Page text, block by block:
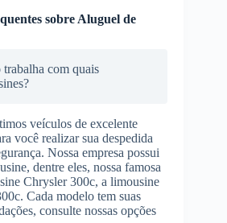
sobre Aluguel de
com quais
veículos de excelente
você realizar sua despedida
Nossa empresa possui
dentre eles, nossa famosa
Chrysler 300c, a limousine
Cada modelo tem suas
consulte nossas opções